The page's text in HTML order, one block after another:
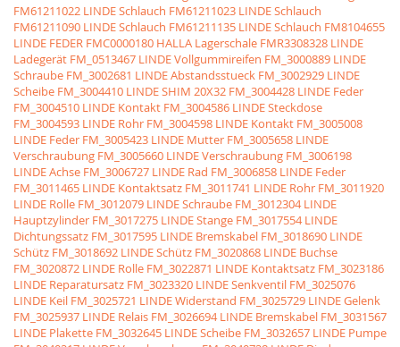
FM61211022 LINDE Schlauch FM61211023 LINDE Schlauch
FM61211090 LINDE Schlauch FM61211135 LINDE Schlauch FM8104655
LINDE FEDER FMC0000180 HALLA Lagerschale FMR3308328 LINDE
Ladegerät FM_0513467 LINDE Vollgummireifen FM_3000889 LINDE
Schraube FM_3002681 LINDE Abstandsstueck FM_3002929 LINDE
Scheibe FM_3004410 LINDE SHIM 20X32 FM_3004428 LINDE Feder
FM_3004510 LINDE Kontakt FM_3004586 LINDE Steckdose
FM_3004593 LINDE Rohr FM_3004598 LINDE Kontakt FM_3005008
LINDE Feder FM_3005423 LINDE Mutter FM_3005658 LINDE
Verschraubung FM_3005660 LINDE Verschraubung FM_3006198
LINDE Achse FM_3006727 LINDE Rad FM_3006858 LINDE Feder
FM_3011465 LINDE Kontaktsatz FM_3011741 LINDE Rohr FM_3011920
LINDE Rolle FM_3012079 LINDE Schraube FM_3012304 LINDE
Hauptzylinder FM_3017275 LINDE Stange FM_3017554 LINDE
Dichtungssatz FM_3017595 LINDE Bremskabel FM_3018690 LINDE
Schütz FM_3018692 LINDE Schütz FM_3020868 LINDE Buchse
FM_3020872 LINDE Rolle FM_3022871 LINDE Kontaktsatz FM_3023186
LINDE Reparatursatz FM_3023320 LINDE Senkventil FM_3025076
LINDE Keil FM_3025721 LINDE Widerstand FM_3025729 LINDE Gelenk
FM_3025937 LINDE Relais FM_3026694 LINDE Bremskabel FM_3031567
LINDE Plakette FM_3032645 LINDE Scheibe FM_3032657 LINDE Pumpe